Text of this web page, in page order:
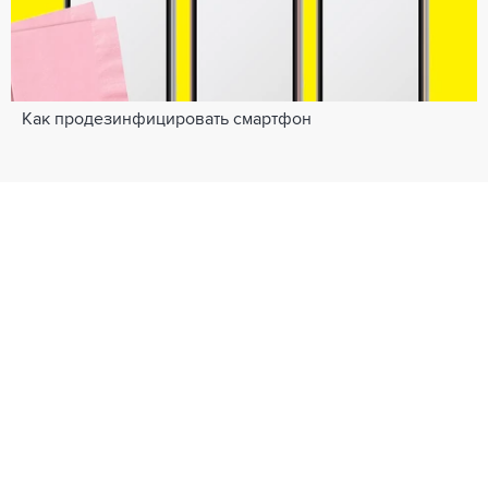
Как продезинфицировать смартфон